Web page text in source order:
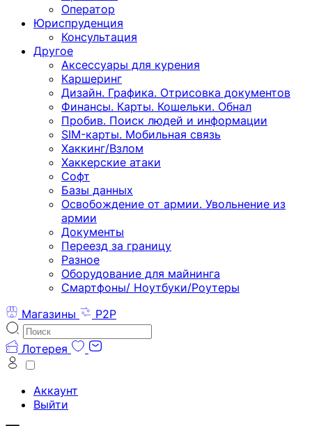
Оператор
Юриспруденция
Консультация
Другoе
Аксессуары для курения
Каршеринг
Дизайн. Графика. Отрисовка документов
Финансы. Карты. Кошельки. Обнал
Пробив. Поиск людей и информации
SIM-карты. Мобильная связь
Хаккинг/Взлом
Хаккерские атаки
Софт
Базы данных
Освобождение от армии. Увольнение из
армии
Документы
Переезд за границу
Разное
Оборудование для майнинга
Смартфоны/ Ноутбуки/Роутеры
Магазины
P2P
Лотерея
Аккаунт
Выйти